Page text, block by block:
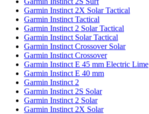
Garmin Instinct 2X Solar Tactical
Garmin Instinct Tactical
Garmin Instinct 2 Solar Tactical
Garmin Instinct Solar Tactical
Garmin Instinct Crossover Solar
Garmin Instinct Crossover
Garmin Instinct E 45 mm Electric Lime
Garmin Instinct E 40 mm
Garmin Instinct 2
Garmin Instinct 2S Solar
Garmin Instinct 2 Solar
Garmin Instinct 2X Solar